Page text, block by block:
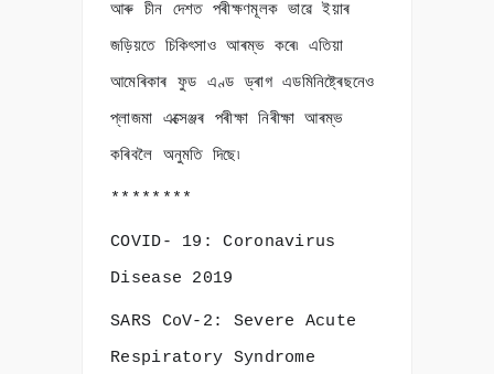
আৰু চীন দেশত পৰীক্ষণমূলক ভাৱে ইয়াৰ
জড়িয়তে চিকিৎসাও আৰম্ভ কৰে৷ এতিয়া
আমেৰিকাৰ ফুড এণ্ড ড্ৰাগ এডমিনিষ্ট্ৰেছনেও
প্লাজমা এক্সেঞ্জৰ পৰীক্ষা নিৰীক্ষা আৰম্ভ
কৰিবলৈ অনুমতি দিছে৷
********
COVID- 19: Coronavirus
Disease 2019
SARS CoV-2: Severe Acute
Respiratory Syndrome